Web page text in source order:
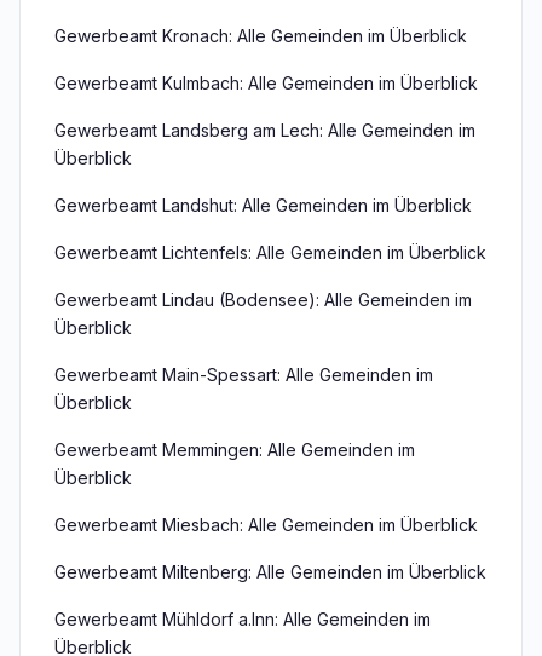
Gewerbeamt Kronach: Alle Gemeinden im Überblick
Gewerbeamt Kulmbach: Alle Gemeinden im Überblick
Gewerbeamt Landsberg am Lech: Alle Gemeinden im
Überblick
Gewerbeamt Landshut: Alle Gemeinden im Überblick
Gewerbeamt Lichtenfels: Alle Gemeinden im Überblick
Gewerbeamt Lindau (Bodensee): Alle Gemeinden im
Überblick
Gewerbeamt Main-Spessart: Alle Gemeinden im
Überblick
Gewerbeamt Memmingen: Alle Gemeinden im
Überblick
Gewerbeamt Miesbach: Alle Gemeinden im Überblick
Gewerbeamt Miltenberg: Alle Gemeinden im Überblick
Gewerbeamt Mühldorf a.Inn: Alle Gemeinden im
Überblick